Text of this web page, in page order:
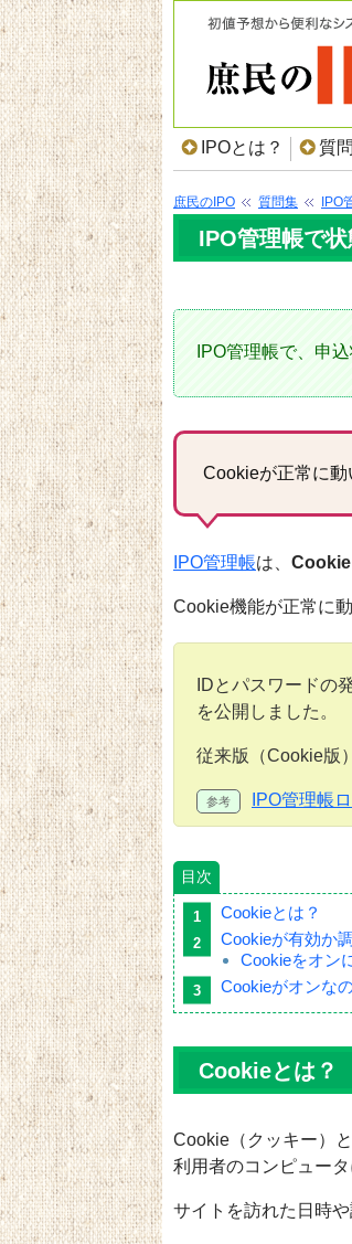
IPOとは？ 質
庶民のIPO 質問集 IPO
IPO管理帳で
IPO管理帳で、申
Cookieが正常に動
IPO管理帳は、 Cookie
Cookie機能が正常に
IDとパスワードの
を公開しました。
従来版（Cookie版
IPO管理帳
目次
Cookieとは？
Cookieが有効か
Cookieをオン
Cookieがオンな
Cookieとは？
Cookie（クッキー）
利用者のコンピュー
サイトを訪れた日時